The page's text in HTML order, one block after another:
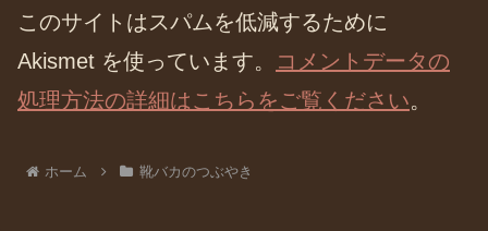
このサイトはスパムを低減するために
Akismet を使っています。
コメントデータの
処理方法の詳細はこちらをご覧ください。
ホーム 靴バカのつぶやき